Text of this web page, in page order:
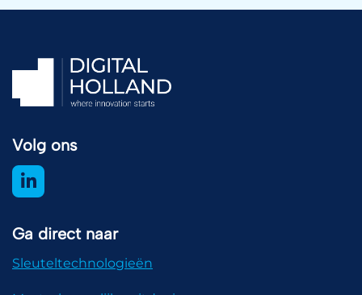
Volg ons
Ga direct naar
Sleuteltechnologieën